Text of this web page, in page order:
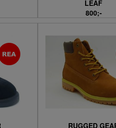
LEAF
800;-
RUGGED